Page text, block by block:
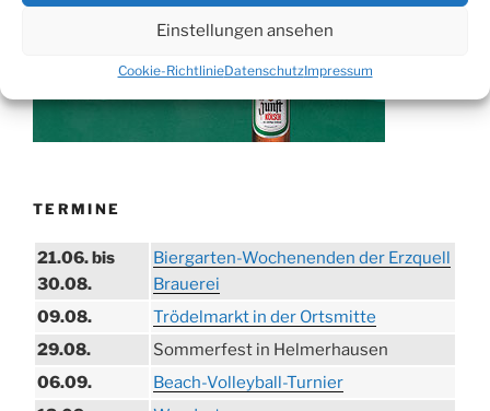
Einstellungen ansehen
Cookie-RichtlinieDatenschutzImpressum
TERMINE
21.06. bis
30.08.
Biergarten-Wochenenden der Erzquell
Brauerei
09.08.
Trödelmarkt in der Ortsmitte
29.08.
Sommerfest in Helmerhausen
06.09.
Beach-Volleyball-Turnier